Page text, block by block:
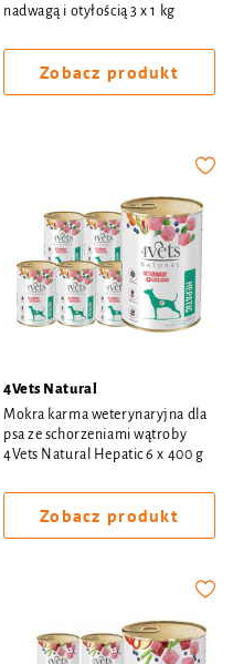
nadwagą i otyłością 3 x 1 kg
Zobacz produkt
4Vets Natural
Mokra karma weterynaryjna dla
psa ze schorzeniami wątroby
4Vets Natural Hepatic 6 x 400 g
Zobacz produkt